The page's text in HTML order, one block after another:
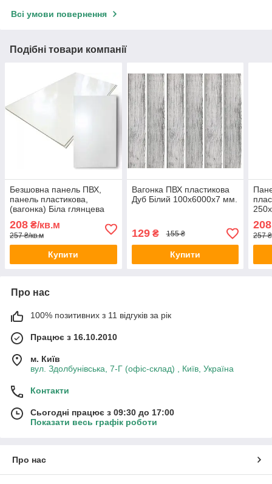
Всі умови повернення
Подібні товари компанії
Безшовна панель ПВХ,
панель пластикова,
(вагонка) Біла глянцева
250х6000х8 мм.
208 ₴/кв.м
257 ₴/кв.м
Купити
Вагонка ПВХ пластикова
Дуб Білий 100х6000х7 мм.
129₴ 155 ₴
Купити
208
257
Про нас
100% позитивних з 11 відгуків за рік
Працює з 16.10.2010
м. Київ
вул. Здолбунівська, 7-Г (офіс-склад) , Київ, Україна
Контакти
Сьогодні працює з 09:30 до 17:00
Показати весь графік роботи
Про нас